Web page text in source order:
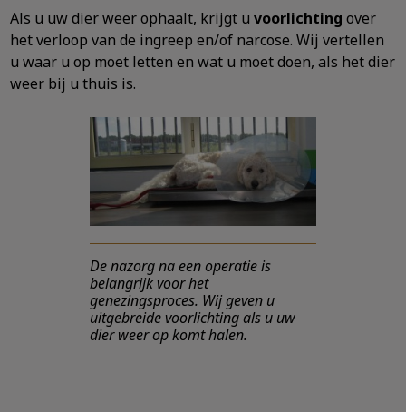
Als u uw dier weer ophaalt, krijgt u voorlichting over
het verloop van de ingreep en/of narcose. Wij vertellen
u waar u op moet letten en wat u moet doen, als het dier
weer bij u thuis is.
De nazorg na een operatie is
belangrijk voor het
genezingsproces. Wij geven u
uitgebreide voorlichting als u uw
dier weer op komt halen.